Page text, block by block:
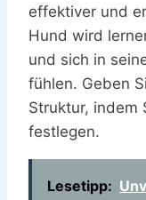
effektiver und
Hund wird
und sich in
fühlen. Geben
Struktur, indem
festlegen.
Lesetipp: